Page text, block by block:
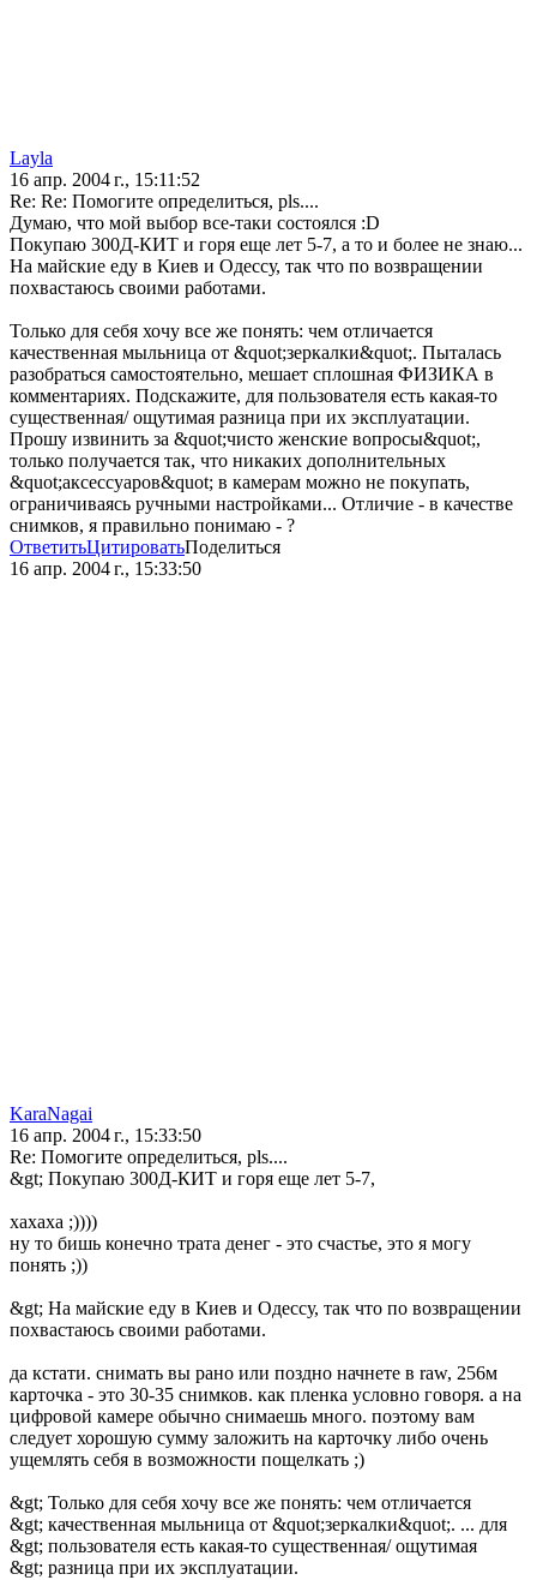
Layla
16 апр. 2004 г., 15:11:52
Re: Re: Помогите определиться, pls....
Думаю, что мой выбор все-таки состоялся :D
Покупаю 300Д-КИТ и горя еще лет 5-7, а то и более не знаю...
На майские еду в Киев и Одессу, так что по возвращении
похвастаюсь своими работами.
Только для себя хочу все же понять: чем отличается
качественная мыльница от &quot;зеркалки&quot;. Пыталась
разобраться самостоятельно, мешает сплошная ФИЗИКА в
комментариях. Подскажите, для пользователя есть какая-то
существенная/ ощутимая разница при их эксплуатации.
Прошу извинить за &quot;чисто женские вопросы&quot;,
только получается так, что никаких дополнительных
&quot;аксессуаров&quot; в камерам можно не покупать,
ограничиваясь ручными настройками... Отличие - в качестве
снимков, я правильно понимаю - ?
ОтветитьЦитироватьПоделиться
16 апр. 2004 г., 15:33:50
KaraNagai
16 апр. 2004 г., 15:33:50
Re: Помогите определиться, pls....
&gt; Покупаю 300Д-КИТ и горя еще лет 5-7,
хахаха ;))))
ну то бишь конечно трата денег - это счастье, это я могу
понять ;))
&gt; На майские еду в Киев и Одессу, так что по возвращении
похвастаюсь своими работами.
да кстати. снимать вы рано или поздно начнете в raw, 256м
карточка - это 30-35 снимков. как пленка условно говоря. а на
цифровой камере обычно снимаешь много. поэтому вам
следует хорошую сумму заложить на карточку либо очень
ущемлять себя в возможности пощелкать ;)
&gt; Только для себя хочу все же понять: чем отличается
&gt; качественная мыльница от &quot;зеркалки&quot;. ... для
&gt; пользователя есть какая-то существенная/ ощутимая
&gt; разница при их эксплуатации.